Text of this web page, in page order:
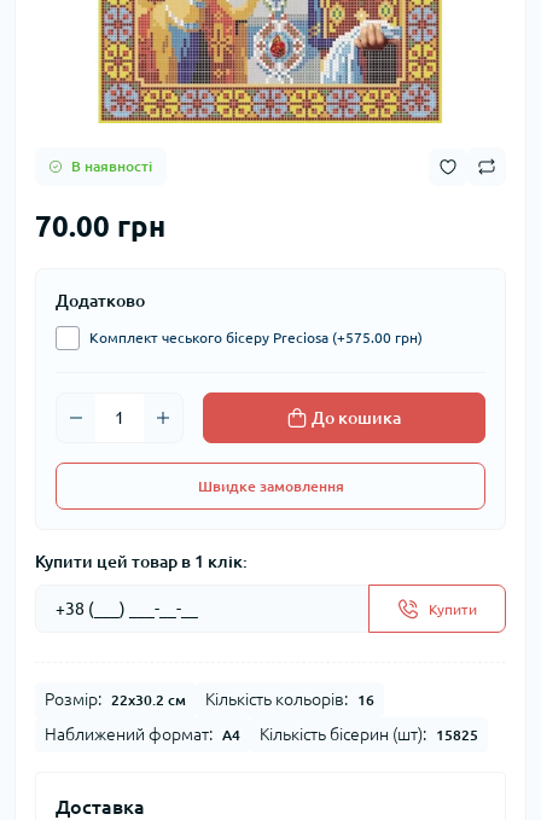
В наявності
70.00 грн
Додатково
Комплект чеського бісеру Preciosa (+575.00 грн)
До кошика
Швидке замовлення
Купити цей товар в 1 клік:
Купити
Розмір: 22x30.2 см Кількість кольорів: 16
Наближений формат: А4 Кількість бісерин (шт): 15825
Доставка